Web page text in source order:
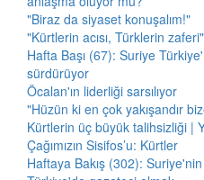
"Biraz da siyaset konuşalım!"
"Kürtlerin acısı, Türklerin zaferi"
Hafta Başı (67): Suriye
sürdürüyor
Öcalan'ın liderliği sarsılıyor
"Hüzün ki en çok yakışandır
Kürtlerin üç büyük talihsizliği |
Çağımızın Sisifos’u: Kürtler
Haftaya Bakış (302):